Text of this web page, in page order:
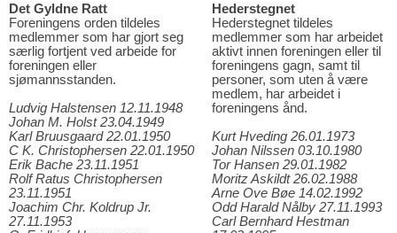
Det Gyldne Ratt
Foreningens orden tildeles
medlemmer som har gjort seg
særlig fortjent ved arbeide for
foreningen eller
sjømannsstanden.
Ludvig Halstensen 12.11.1948
Johan M. Holst 23.04.1949
Karl Bruusgaard 22.01.1950
C K. Christophersen 22.01.1950
Erik Bache 23.11.1951
Rolf Ratus Christophersen
23.11.1951
Joachim Chr. Koldrup Jr.
27.11.1953
Hederstegnet
Hederstegnet tildeles
medlemmer som har arbeidet
aktivt innen foreningen eller til
foreningens gagn, samt til
personer, som uten å være
medlem, har arbeidet i
foreningens ånd.
Kurt Hveding 26.01.1973
Johan Nilssen 03.10.1980
Tor Hansen 29.01.1982
Moritz Askildt 26.02.1988
Arne Ove Bøe 14.02.1992
Odd Harald Nålby 27.11.1993
Carl Bernhard Hestman